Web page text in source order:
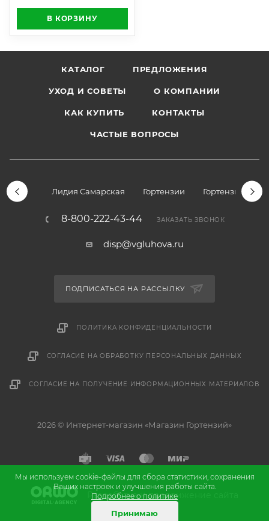
В КОРЗИНУ
КАТАЛОГ ПРЕДЛОЖЕНИЯ
УХОД И СОВЕТЫ О КОМПАНИИ
КАК КУПИТЬ КОНТАКТЫ
ЧАСТЫЕ ВОПРОСЫ
Лидия Самарская Гортензии Гортензии
8-800-222-43-44 ЗАКАЗАТЬ ЗВОНОК
disp@vgluhova.ru
ПОДПИСАТЬСЯ НА РАССЫЛКУ
ПОЛИТИКА КОНФИДЕНЦИАЛЬНОСТИ
СОГЛАСИЕ НА ОБРАБОТКУ ПЕРСОНАЛЬНЫХ ДАННЫХ
СОГЛАСИЕ НА ПОЛУЧЕНИЕ ИНФОРМАЦИОННЫХ МАТЕРИАЛОВ
2026 © Интернет-магазин «Магазин Гортензий»
Разработкаипродвижение сайта
Мы используем cookie-файлы для сбора статистики, сохранения
Ваших настроек и улучшения работы сайта.
Подробнее о политике
Принимаю